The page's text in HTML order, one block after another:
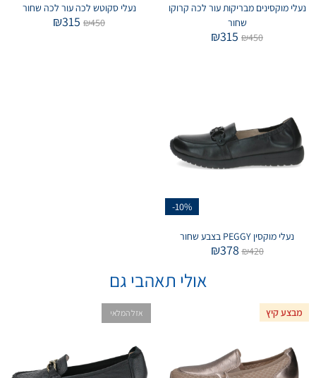
נעלי מוקסינים מבריקות עור לכה קרוקו
שחור
₪450
₪315
נעלי סקוטש לכה עור לכה שחור
₪450
₪315
-10%
נעלי מוקסין PEGGY בצבע שחור
₪420
₪378
אולי תאהבי גם
מבצע קיץ אזל המלאי